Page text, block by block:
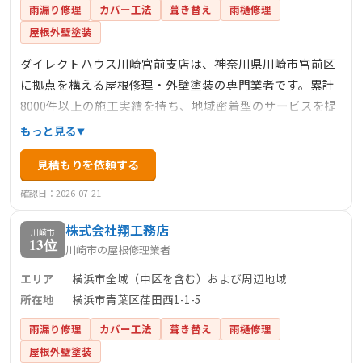
雨漏り修理 カバー工法 葺き替え
雨樋修理
屋根外壁塗装
ダイレクトハウス川崎宮前支店は、神奈川県川崎市宮前区
に拠点を構える屋根修理・外壁塗装の専門業者です。累計
8000件以上の施工実績を持ち、地域密着型のサービスを提
供しています。独自の6つのシステム（色塗り分けシステ
ム、途中立ち合い検査、作業工程確認システム、作業工程
ビフォー・アフター写真、専任スタッフによる事前カラー
コーディネート、オリジナル見積書）を導入し、お客様が
安心して施工を任せられる体制を整えています。さらに、
最長15年の保証と定期点検など、アフターサービスも充実
しており、施工後も安心が続きます。
もっと見る
見積もりを依頼する
確認日：2026-07-21
川崎市
13位
株式会社翔工務店
川崎市の屋根修理業者
エリア
横浜市全域（中区を含む）および周辺地域
所在地
横浜市青葉区荏田西1-1-5
雨漏り修理 カバー工法 葺き替え
雨樋修理
屋根外壁塗装